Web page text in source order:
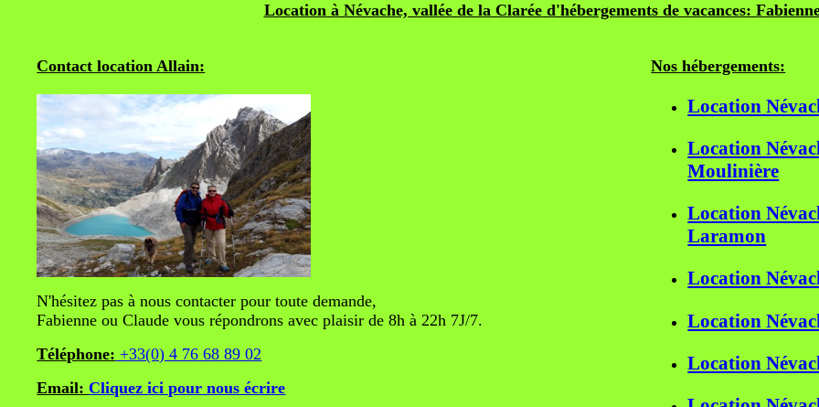
Location à Névache, vallée de la Clarée d'hébergements de vacances:
Contact location Allain:
N'hésitez pas à nous contacter pour toute demande,
Fabienne ou Claude vous répondrons avec plaisir de 8h à 22h 7J/7.
Téléphone: +33(0) 4 76 68 89 02
Email:Cliquez ici pour nous écrire
Nos hébergements:
Location
Location
Moulinière
Location
Laramon
Location
Location
Location